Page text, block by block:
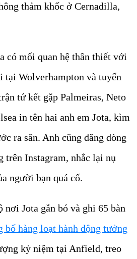
thảm khốc ở Cernadilla,
có mối quan hệ thân thiết với
tại Wolverhampton và tuyển
tứ kết gặp Palmeiras, Neto
in tên hai anh em Jota, kìm
ra sân. Anh cũng đăng dòng
trên Instagram, nhắc lại nụ
người bạn quá cố.
Jota gắn bó và ghi 65 bàn
bố hàng loạt hành động tưởng
kỷ niệm tại Anfield, treo